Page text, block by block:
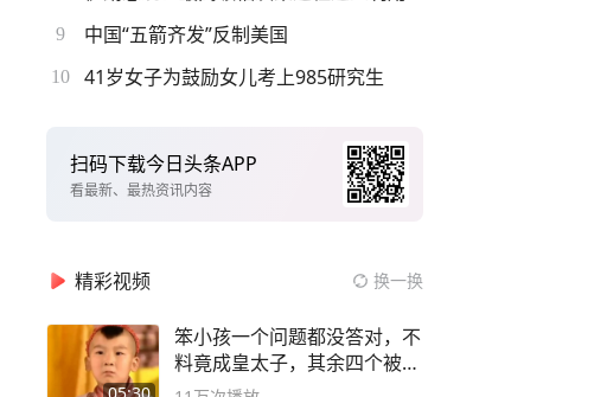
9 中国“五箭齐发”反制美国
10 41岁女子为鼓励女儿考上985研究生
扫码下载今日头条APP
看最新、最热资讯内容
精彩视频 换一换
笨小孩一个问题都没答对，不
料竟成皇太子，其余四个被处
死